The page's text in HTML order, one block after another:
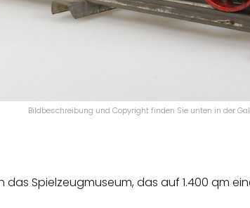
Bildbeschreibung und Copyright finden Sie unten in der
Spielzeugmuseum, das auf 1.400 qm